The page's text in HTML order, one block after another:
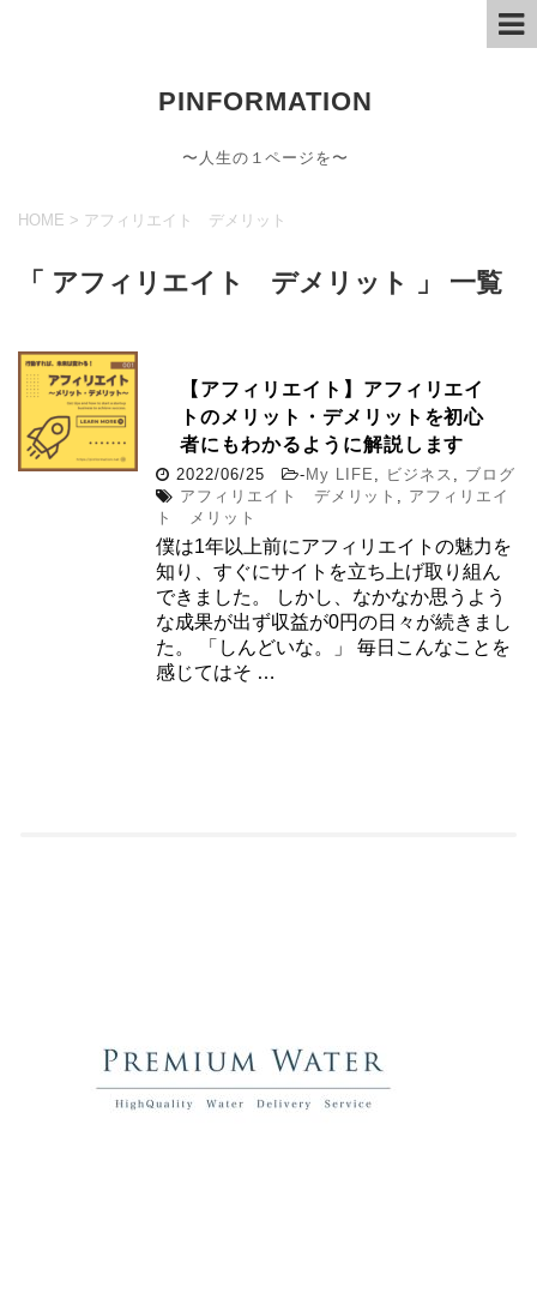
PINFORMATION
〜人生の１ページを〜
HOME > アフィリエイト デメリット
「 アフィリエイト デメリット 」 一覧
【アフィリエイト】アフィリエイ
トのメリット・デメリットを初心
者にもわかるように解説します
2022/06/25 -My LIFE ビジネス
ブログ
アフィリエイト デメリット
アフィリエイ
ト メリット
僕は1年以上前にアフィリエイトの魅力を
知り、すぐにサイトを立ち上げ取り組ん
できました。 しかし、なかなか思うよう
な成果が出ず収益が0円の日々が続きまし
た。 「しんどいな。」 毎日こんなことを
感じてはそ …